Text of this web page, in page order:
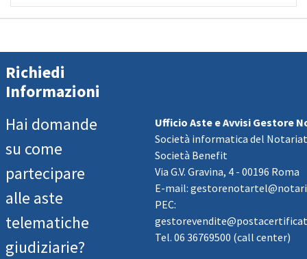
Richiedi
Informazioni
Hai domande
su come
partecipare
alle aste
telematiche
giudiziarie?
Ufficio Aste e Avvisi Gestore
Società informatica del
Società Benefit
Via G.V. Gravina, 4 - 00196 Roma
E-mail:
PEC:
Tel. 06 36769500 (call center)